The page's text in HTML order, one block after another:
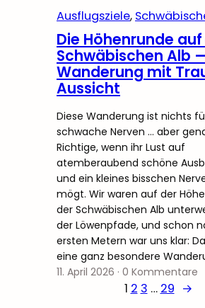
Ausflugsziele,
Die Höhenrunde
Schwäbischen Alb
Wanderung mit
Aussicht
Diese Wanderung ist nichts
schwache Nerven … aber
Richtige, wenn ihr Lust auf
atemberaubend schöne
und ein kleines bisschen
mögt. Wir waren auf der
der Schwäbischen Alb
der Löwenpfade, und schon
ersten Metern war uns klar:
eine ganz besondere
11. April 2026 · 0 Kommentare
1 2 3 … 29 →